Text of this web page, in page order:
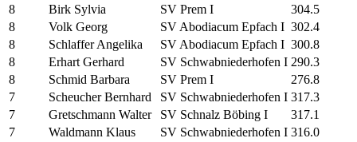
8
Birk Sylvia SV Prem I
304.5
8
Volk Georg SV Abodiacum Epfach I 302.4
8
Schlaffer Angelika SV Abodiacum Epfach I 300.8
8
Erhart Gerhard SV Schwabniederhofen I 290.3
8
Schmid Barbara SV Prem I
276.8
7
Scheucher Bernhard SV Schwabniederhofen I 317.3
7
Gretschmann Walter SV Schnalz Böbing I
317.1
7
Waldmann Klaus SV Schwabniederhofen I 316.0